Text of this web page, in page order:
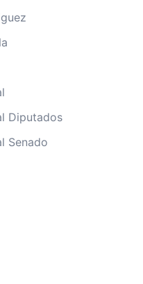
Diputados
Senado